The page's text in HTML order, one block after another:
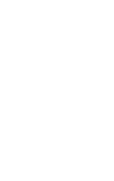
Grundwasser